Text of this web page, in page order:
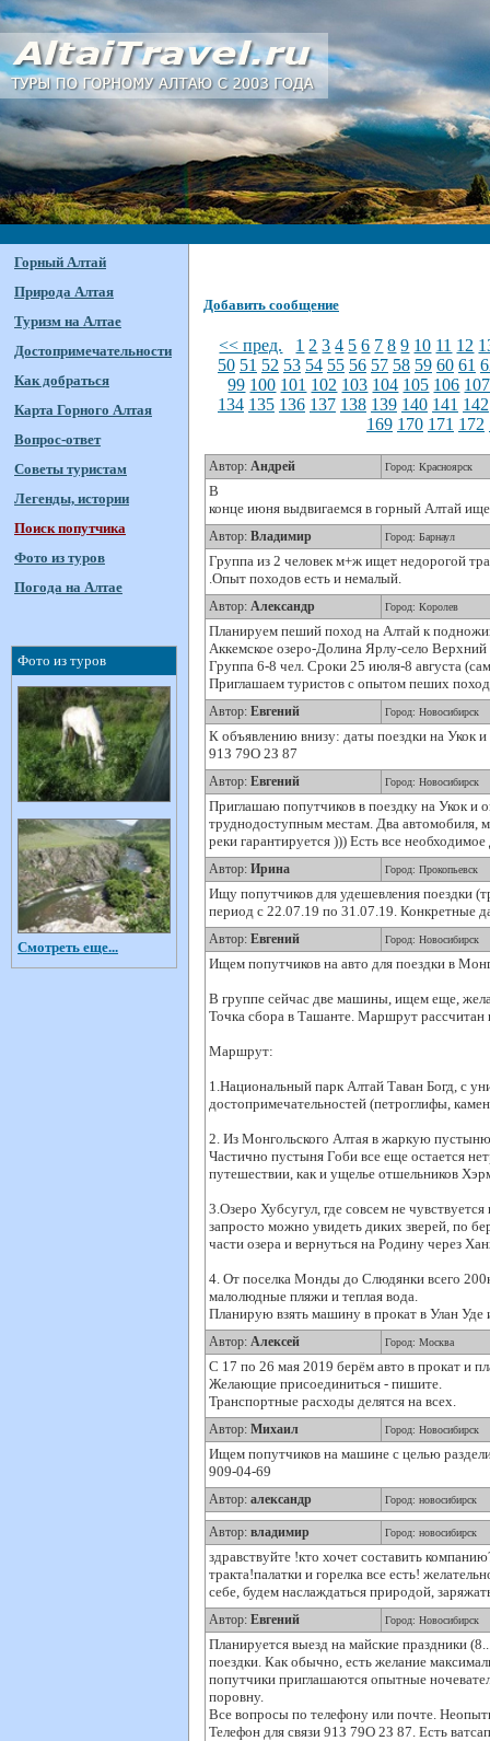
Горный Алтай
Природа Алтая
Туризм на Алтае
Достопримечательности
Как добраться
Карта Горного Алтая
Вопрос-ответ
Советы туристам
Легенды, истории
Поиск попутчика
Фото из туров
Погода на Алтае
Фото из туров
Смотреть еще...
Добавить сообщение
<< пред. 1 2 3 4 5 6 7 8 9 10 11 12
50 51 52 53 54 55 56 57 58 59 60 61
99 100 101 102 103 104 105 106 107
134 135 136 137 138 139 140 141 142
169 170 171 172
Автор: Андрей Город: Красноярск
В
конце июня выдвигаемся в горный Алтай
Автор: Владимир Город: Барнаул
Группа из 2 человек м+ж ищет недорогой
.Опыт походов есть и немалый.
Автор: Александр Город: Королев
Планируем пеший поход на Алтай к
Аккемское озеро-Долина Ярлу-село
Группа 6-8 чел. Сроки 25 июля-8 августа
Приглашаем туристов с опытом пеших
Автор: Евгений Город: Новосибирск
К объявлению внизу: даты поездки на Укок
91З 79О 2З 87
Автор: Евгений Город: Новосибирск
Приглашаю попутчиков в поездку на Укок и
труднодоступным местам. Два автомобиля,
реки гарантируется ))) Есть все
Автор: Ирина Город: Прокопьевск
Ищу попутчиков для удешевления поездки
период с 22.07.19 по 31.07.19. Конкретные
Автор: Евгений Город: Новосибирск
Ищем попутчиков на авто для поездки в
В группе сейчас две машины, ищем еще,
Точка сбора в Ташанте. Маршрут рассчитан
Маршрут:
1.Национальны­й парк Алтай Таван Богд, с
достопримечательностей (петроглифы,
2. Из Монгольского Алтая в жаркую
Частично пустыня Гоби все еще остается
путешествии, как и ущелье отшельников
3.Озеро Хубсугул, где совсем не
запросто можно увидеть диких зверей, по
части озера и вернуться на Родину через
4. От поселка Монды до Слюдянки всего
малолюдные пляжи и теплая вода.
Планирую взять машину в прокат в Улан
Автор: Алексей Город: Москва
С 17 по 26 мая 2019 берём авто в прокат и
Желающие присоединиться - пишите.
Транспортные расходы делятся на всех.
Автор: Михаил Город: Новосибирск
Ищем попутчиков на машине с целью
909-04-69
Автор: александр Город: новосибирск
Автор: владимир Город: новосибирск
здравствуйте !кто хочет составить
тракта!палатки и горелка все есть!
себе, будем наслаждаться природой,
Автор: Евгений Город: Новосибирск
Планируется выезд на майские праздники
поездки. Как обычно, есть желание
попутчики приглашаются опытные
поровну.
Все вопросы по телефону или почте.
Телефон для связи 91З 79О 2З 87. Есть